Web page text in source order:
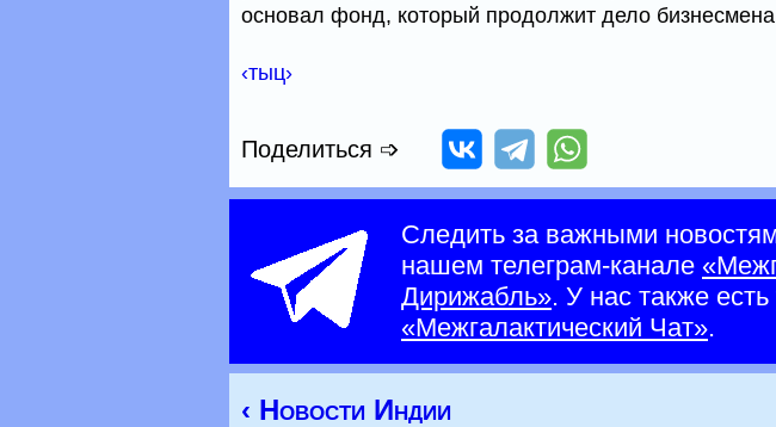
основал фонд, который продолжит дело
‹тыц›
Поделиться ➩
Следить за важными
нашем телеграм-канале
Дирижабль». У нас также
«Межгалактический Чат».
‹ Новости Индии